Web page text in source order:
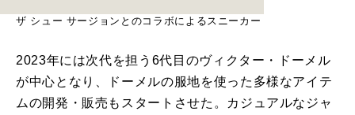
ザ シュー サージョンとのコラボによるスニーカー
2023年には次代を担う6代目のヴィクター・ドーメル
が中心となり、ドーメルの服地を使った多様なアイテ
ムの開発・販売もスタートさせた。カジュアルなジャ